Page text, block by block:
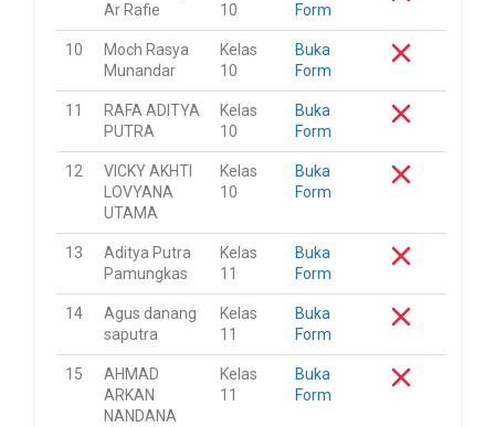
Ar Rafie
10
Form
10
Moch Rasya
Munandar
Kelas
10
Buka
Form
11
RAFA ADITYA
PUTRA
Kelas
10
Buka
Form
12
VICKY AKHTI
LOVYANA
UTAMA
Kelas
10
Buka
Form
13
Aditya Putra
Pamungkas
Kelas
11
Buka
Form
14
Agus danang
saputra
Kelas
11
Buka
Form
15
AHMAD
ARKAN
NANDANA
Kelas
11
Buka
Form